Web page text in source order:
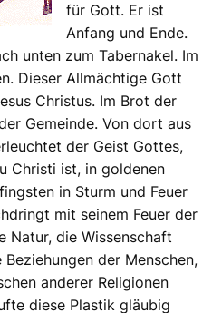
für Gott. Er ist
Anfang und Ende.
unten zum Tabernakel. Im
Dieser Allmächtige Gott
Christus. Im Brot der
Gemeinde. Von dort aus
der Geist Gottes,
Christi ist, in goldenen
in Sturm und Feuer
mit seinem Feuer der
Natur, die Wissenschaft
der Menschen,
anderer Religionen
diese Plastik gläubig